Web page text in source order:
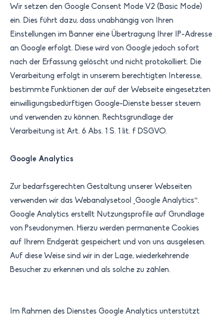
Wir setzen den Google Consent Mode V2 (Basic Mode)
ein. Dies führt dazu, dass unabhängig von Ihren
Einstellungen im Banner eine Übertragung Ihrer IP-Adresse
an Google erfolgt. Diese wird von Google jedoch sofort
nach der Erfassung gelöscht und nicht protokolliert. Die
Verarbeitung erfolgt in unserem berechtigten Interesse,
bestimmte Funktionen der auf der Webseite eingesetzten
einwilligungsbedürftigen Google-Dienste besser steuern
und verwenden zu können. Rechtsgrundlage der
Verarbeitung ist Art. 6 Abs. 1 S. 1 lit. f DSGVO.
Google Analytics
Zur bedarfsgerechten Gestaltung unserer Webseiten
verwenden wir das Webanalysetool „Google Analytics“.
Google Analytics erstellt Nutzungsprofile auf Grundlage
von Pseudonymen. Hierzu werden permanente Cookies
auf Ihrem Endgerät gespeichert und von uns ausgelesen.
Auf diese Weise sind wir in der Lage, wiederkehrende
Besucher zu erkennen und als solche zu zählen.
Im Rahmen des Dienstes Google Analytics unterstützt